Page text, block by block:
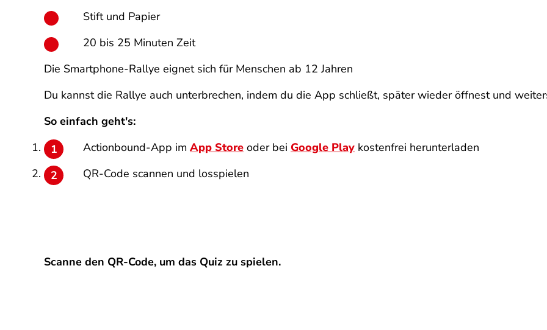
Stift und Papier
20 bis 25 Minuten Zeit
Die Smartphone-Rallye eignet sich für Menschen ab 12 Jahren
Du kannst die Rallye auch unterbrechen, indem du die App schließt, später wieder öffnest und
So einfach geht's:
Actionbound-App im App Store oder bei Google Play kostenfrei herunterladen
QR-Code scannen und losspielen
Scanne den QR-Code, um das Quiz zu spielen.